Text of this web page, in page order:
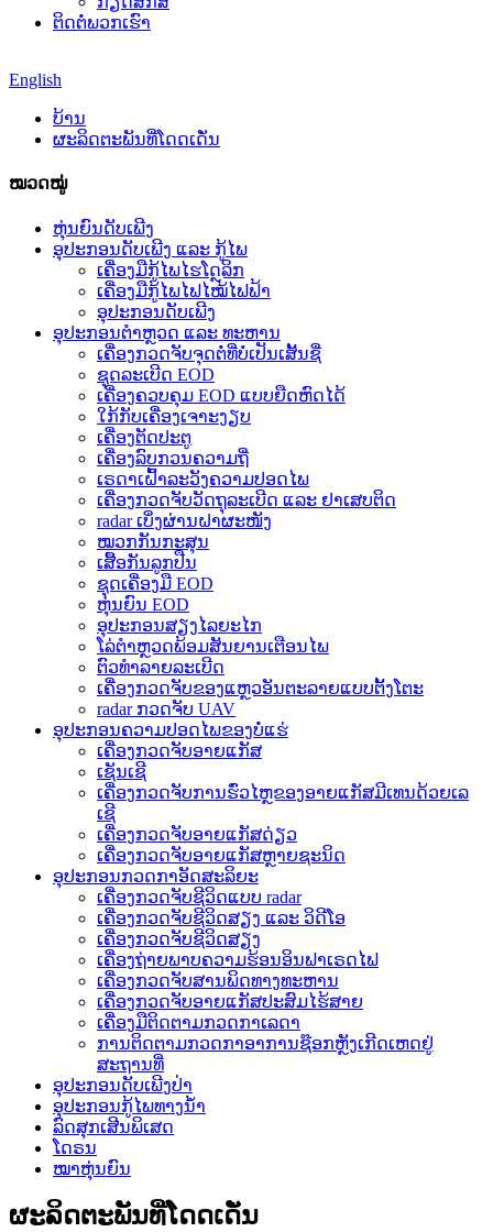
ຕິດຕໍ່ພວກເຮົາ
English
ບ້ານ
ຜະລິດຕະພັນທີ່ໂດດເດັ່ນ
ໝວດໝູ່
ຫຸ່ນຍົນດັບເພີງ
ອຸປະກອນດັບເພີງ ແລະ ກູ້ໄພ
ເຄື່ອງມືກູ້ໄພໄຮໂດຼລິກ
ເຄື່ອງມືກູ້ໄພໄຟໄໝ້ໄຟຟ້າ
ອຸປະກອນດັບເພີງ
ອຸປະກອນຕຳຫຼວດ ແລະ ທະຫານ
ເຄື່ອງກວດຈັບຈຸດຕໍ່ທີ່ບໍ່ເປັນເສັ້ນຊື່
ຊຸດລະເບີດ EOD
ເຄື່ອງຄວບຄຸມ EOD ແບບຍືດຫົດໄດ້
ໃກ້ກັບເຄື່ອງເຈາະງຽບ
ເຄື່ອງຕັດປະຕູ
ເຄື່ອງລົບກວນຄວາມຖີ່
ເຣດາເຝົ້າລະວັງຄວາມປອດໄພ
ເຄື່ອງກວດຈັບວັດຖຸລະເບີດ ແລະ ຢາເສບຕິດ
radar ເບິ່ງຜ່ານຝາຜະໜັງ
ໝວກກັນກະສຸນ
ເສື້ອກັນລູກປືນ
ຊຸດເຄື່ອງມື EOD
ຫຸ່ນຍົນ EOD
ອຸປະກອນສຽງໄລຍະໄກ
ໂລ່ຕຳຫຼວດພ້ອມສັນຍານເຕືອນໄພ
ຕົວທຳລາຍລະເບີດ
ເຄື່ອງກວດຈັບຂອງແຫຼວອັນຕະລາຍແບບຕັ້ງໂຕະ
radar ກວດຈັບ UAV
ອຸປະກອນຄວາມປອດໄພຂອງບໍ່ແຮ່
ເຄື່ອງກວດຈັບອາຍແກັສ
ເຊັນເຊີ
ເຄື່ອງກວດຈັບການຮົ່ວໄຫຼຂອງອາຍແກັສມີເທນດ້ວຍເລ
ເຊີ
ເຄື່ອງກວດຈັບອາຍແກັສດ່ຽວ
ເຄື່ອງກວດຈັບອາຍແກັສຫຼາຍຊະນິດ
ອຸປະກອນກວດກາອັດສະລິຍະ
ເຄື່ອງກວດຈັບຊີວິດແບບ radar
ເຄື່ອງກວດຈັບຊີວິດສຽງ ແລະ ວິດີໂອ
ເຄື່ອງກວດຈັບຊີວິດສຽງ
ເຄື່ອງຖ່າຍພາບຄວາມຮ້ອນອິນຟາເຣດໄຟ
ເຄື່ອງກວດຈັບສານພິດທາງທະຫານ
ເຄື່ອງກວດຈັບອາຍແກັສປະສົມໄຮ້ສາຍ
ເຄື່ອງມືຕິດຕາມກວດກາເລດາ
ການຕິດຕາມກວດກາອາການຊ໊ອກຫຼັງເກີດເຫດຢູ່
ສະຖານທີ່
ອຸປະກອນດັບເພີງປ່າ
ອຸປະກອນກູ້ໄພທາງນ້ຳ
ລົດສຸກເສີນພິເສດ
ໂດຣນ
ໝາຫຸ່ນຍົນ
ຜະລິດຕະພັນທີ່ໂດດເດັ່ນ